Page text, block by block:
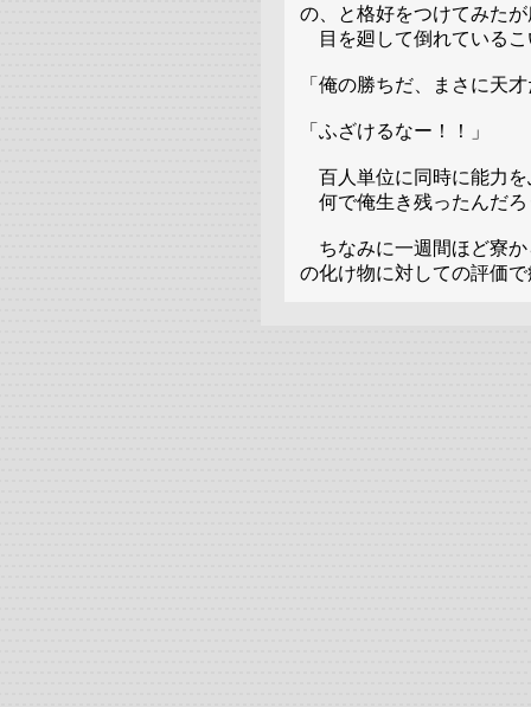
の、と格好をつけてみた
目を廻して倒れているこ
「俺の勝ちだ、まさに天
「ふざけるなー！！」
百人単位に同時に能力を
何で俺生き残ったんだろ
ちなみに一週間ほど寮か
の化け物に対しての評価